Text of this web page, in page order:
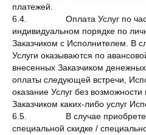
платежей.
6.4. Оплата Услуг по
индивидуальном порядке по
Заказчиком с Исполнителем. В
Услуги оказываются по
внесенных Заказчиком
оплаты следующей встречи,
оказание Услуг без
Заказчиком каких-либо услуг
6.5. В случае
специальной скидке /